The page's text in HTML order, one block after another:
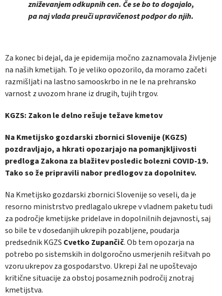
zniževanjem odkupnih cen. Če se bo to dogajalo,
pa naj vlada preuči upravičenost podpor do njih.
Za konec bi dejal, da je epidemija močno zaznamovala življenje
na naših kmetijah. To je veliko opozorilo, da moramo začeti
razmišljati na lastno samooskrbo in ne le na prehransko
varnost z uvozom hrane iz drugih, tujih trgov.
KGZS: Zakon le delno rešuje težave kmetov
Na Kmetijsko gozdarski zbornici Slovenije (KGZS)
pozdravljajo, a hkrati opozarjajo na pomanjkljivosti
predloga Zakona za blažitev posledic bolezni COVID-19.
Tako so že pripravili nabor predlogov za dopolnitev.
Na Kmetijsko gozdarski zbornici Slovenije so veseli, da je
resorno ministrstvo predlagalo ukrepe v vladnem paketu tudi
za področje kmetijske pridelave in dopolnilnih dejavnosti, saj
so bile te v dosedanjih ukrepih pozabljene, poudarja
predsednik KGZS Cvetko Zupančič. Ob tem opozarja na
potrebo po sistemskih in dolgoročno usmerjenih rešitvah po
vzoru ukrepov za gospodarstvo. Ukrepi žal ne upoštevajo
kritične situacije za obstoj posameznih področij znotraj
kmetijstva.